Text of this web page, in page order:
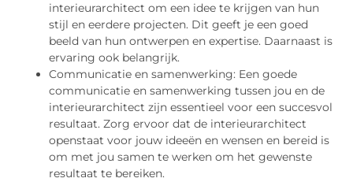
interieurarchitect om een idee te krijgen van hun
stijl en eerdere projecten. Dit geeft je een goed
beeld van hun ontwerpen en expertise. Daarnaast is
ervaring ook belangrijk.
Communicatie en samenwerking: Een goede
communicatie en samenwerking tussen jou en de
interieurarchitect zijn essentieel voor een succesvol
resultaat. Zorg ervoor dat de interieurarchitect
openstaat voor jouw ideeën en wensen en bereid is
om met jou samen te werken om het gewenste
resultaat te bereiken.